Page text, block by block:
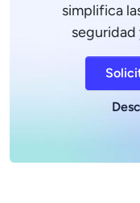
simplifica
seguridad